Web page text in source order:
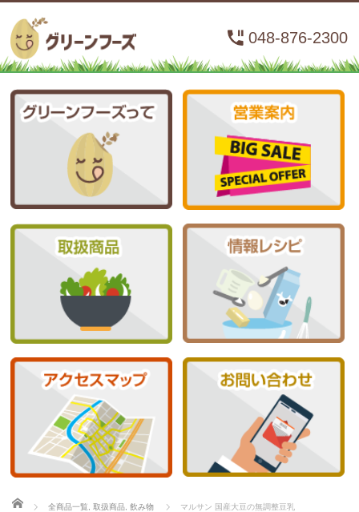
048-876-2300
ホーム
全商品一覧 取扱商品 飲み物 マルサン 国産大豆の無調整豆乳